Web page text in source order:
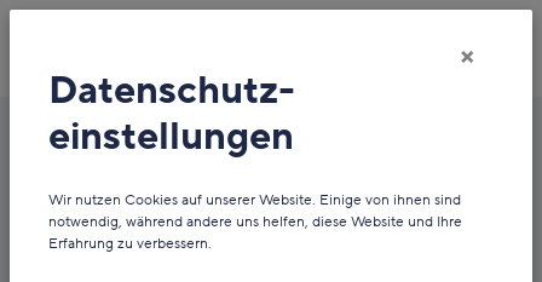
×
Datenschutz­
einstellungen
Wir nutzen Cookies auf unserer Website. Einige von ihnen sind
notwendig, während andere uns helfen, diese Website und Ihre
Erfahrung zu verbessern.